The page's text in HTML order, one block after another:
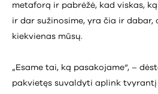
metaforą ir pabrėžė, kad viskas,
ir dar sužinosime, yra čia ir dabar,
kiekvienas mūsų.
„Esame tai, ką pasakojame“, –
pakvietęs suvaldyti aplink